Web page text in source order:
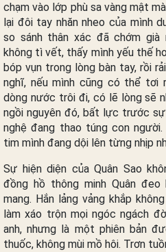
chạm vào lớp phù sa vàng mật
lại đôi tay nhăn nheo của mình
so sánh thân xác đã chớm già
không tì vết, thấy mình yếu thế
bóp vụn trong lòng bàn tay, rồi
nghĩ, nếu mình cũng có thể tơi
dòng nước trôi đi, có lẽ lòng sẽ
ngồi nguyên đó, bất lực trước
nghệ đang thao túng con
tim mình đang dội lên từng nhịp
Sự hiện diện của Quân Sao
đồng hồ thông minh Quân
mang. Hắn lảng vảng khắp
làm xáo trộn mọi ngóc ngách
anh, nhưng là một phiên bản
thuốc, không mùi mồ hôi. Trơn